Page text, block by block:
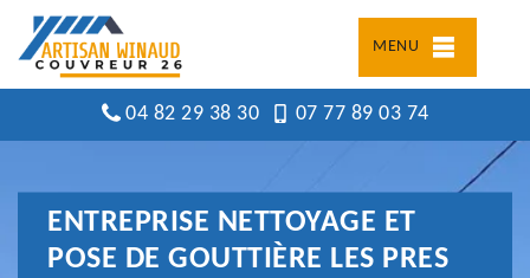
MENU
04 82 29 38 30 07 77 89 03 74
ENTREPRISE NETTOYAGE ET
POSE DE GOUTTIÈRE LES PRES